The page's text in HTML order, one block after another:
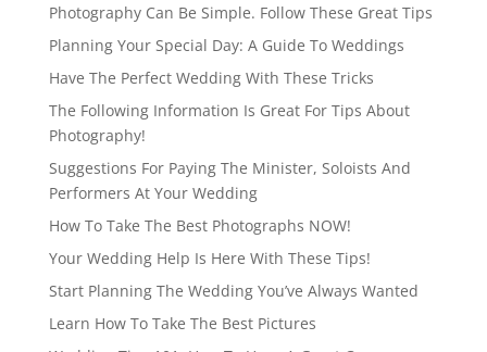
Photography Can Be Simple. Follow These Great Tips
Planning Your Special Day: A Guide To Weddings
Have The Perfect Wedding With These Tricks
The Following Information Is Great For Tips About
Photography!
Suggestions For Paying The Minister, Soloists And
Performers At Your Wedding
How To Take The Best Photographs NOW!
Your Wedding Help Is Here With These Tips!
Start Planning The Wedding You’ve Always Wanted
Learn How To Take The Best Pictures